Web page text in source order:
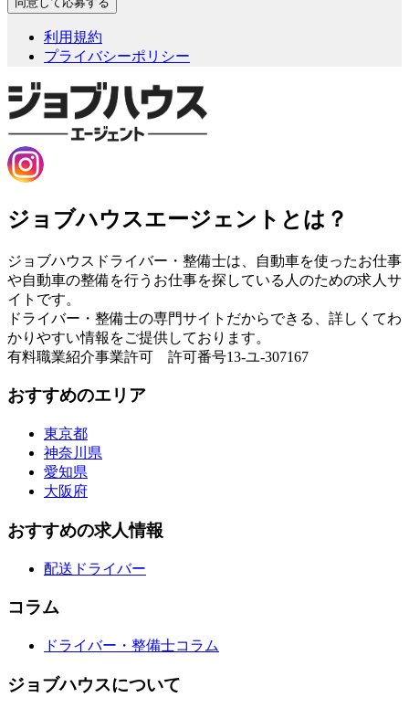
利用規約
プライバシーポリシー
ジョブハウスエージェントとは？
ジョブハウスドライバー・整備士は、自動車を使ったお仕事
や自動車の整備を行うお仕事を探している人のための求人サ
イトです。
ドライバー・整備士の専門サイトだからできる、詳しくてわ
かりやすい情報をご提供しております。
有料職業紹介事業許可 許可番号13-ユ-307167
おすすめのエリア
東京都
神奈川県
愛知県
大阪府
おすすめの求人情報
配送ドライバー
コラム
ドライバー・整備士コラム
ジョブハウスについて